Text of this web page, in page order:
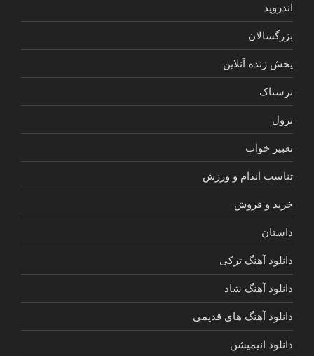
اندروید
بزرگسالان
پخش زنده آنلاین
ترسناک
ترول
تعبیر خواب
تناسب اندام و ورزش
خرید و فروش
داستان
دانلود آهنگ ترکی
دانلود آهنگ شاد
دانلود آهنگ های قدیمی
دانلود انیمیشن